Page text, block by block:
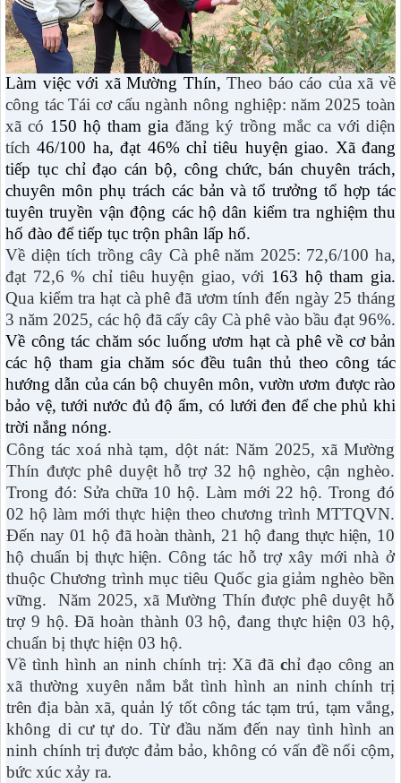
Làm việc với xã Mường Thín,Theo báo cáo của xã về
công tác Tái cơ cấu ngành nông nghiệp: năm 2025 toàn
xã có 150 hộ tham gia đăng ký trồng mắc ca với diện
tích46/100 ha, đạt 46% chỉ tiêu huyện giao. Xã đang
tiếp tục chỉ đạo cán bộ, công chức, bán chuyên trách,
chuyên môn phụ trách các bản và tổ trưởng tổ hợp tác
tuyên truyền vận động các hộ dân kiểm tra nghiệm thu
hố đào để tiếp tục trộn phân lấp hố.
Về diện tích trồng cây Cà phê năm 2025: 72,6/100 ha,
đạt 72,6 % chỉ tiêu huyện giao, với 163 hộ tham gia.
Qua kiểm tra hạt cà phê đã ươm tính đến ngày 25 tháng
3 năm 2025, các hộ đã cấy cây Cà phê vào bầu đạt 96%.
Về công tác chăm sóc luống ươm hạt cà phê về cơ bản
các hộ tham gia chăm sóc đều tuân thủ theo công tác
hướng dẫn của cán bộ chuyên môn, vườn ươm được rào
bảo vệ, tưới nước đủ độ ẩm, có lưới đen để che phủ khi
trời nắng nóng.
Công tác xoá nhà tạm, dột nát: Năm 2025, xã Mường
Thín được phê duyệt hỗ trợ 32 hộ nghèo, cận nghèo.
Trong đó: Sửa chữa 10 hộ. Làm mới 22 hộ. Trong đó
02 hộ làm mới thực hiện theo chương trình MTTQVN.
Đến nay 01 hộ đã hoàn thành, 21 hộ đang thực hiện, 10
hộ chuẩn bị thực hiện. Công tác hỗ trợ xây mới nhà ở
thuộc Chương trình mục tiêu Quốc gia giảm nghèo bền
vững.
Năm 2025, xã Mường Thín được phê duyệt hỗ
trợ 9 hộ. Đã hoàn thành 03 hộ, đang thực hiện 03 hộ,
chuẩn bị thực hiện 03 hộ.
Về tình hình an ninh chính trị: Xã đã chỉ đạo công an
xã thường xuyên nắm bắt tình hình an ninh chính trị
trên địa bàn xã, quản lý tốt công tác tạm trú, tạm vắng,
không di cư tự do. Từ đầu năm đến nay tình hình an
ninh chính trị được đảm bảo, không có vấn đề nổi cộm,
bức xúc xảy ra.